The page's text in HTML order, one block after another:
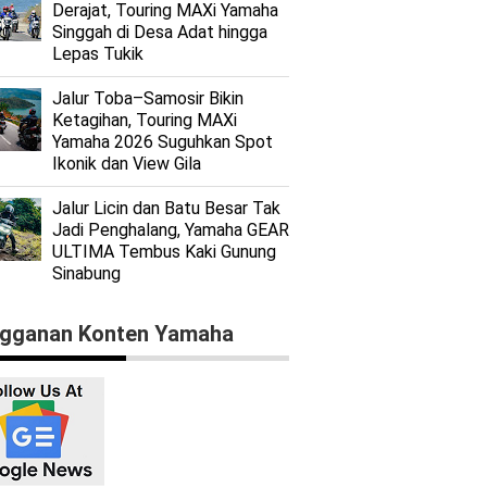
Derajat, Touring MAXi Yamaha
Singgah di Desa Adat hingga
Lepas Tukik
Jalur Toba–Samosir Bikin
Ketagihan, Touring MAXi
Yamaha 2026 Suguhkan Spot
Ikonik dan View Gila
Jalur Licin dan Batu Besar Tak
Jadi Penghalang, Yamaha GEAR
ULTIMA Tembus Kaki Gunung
Sinabung
Konten Yamaha